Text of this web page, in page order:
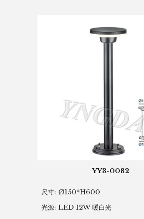
YY3-0082
尺寸: Ø150*H600
光源: LED 12W 暖白光